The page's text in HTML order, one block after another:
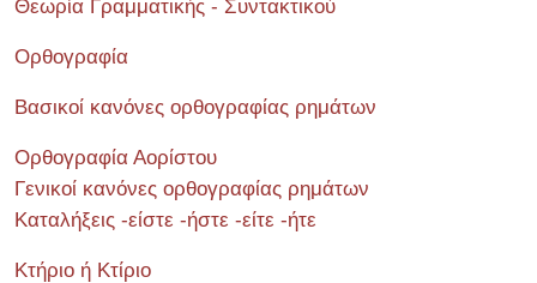
Θεωρία Γραμματικής - Συντακτικού
Ορθογραφία
Βασικοί κανόνες ορθογραφίας ρημάτων
Ορθογραφία Αορίστου
Γενικοί κανόνες ορθογραφίας ρημάτων
Καταλήξεις -είστε -ήστε -είτε -ήτε
Κτήριο ή Κτίριο